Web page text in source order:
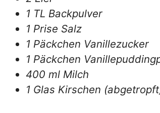
1 TL Backpulver
1 Prise Salz
1 Päckchen Vanillezucker
1 Päckchen
400 ml Milch
1 Glas Kirschen